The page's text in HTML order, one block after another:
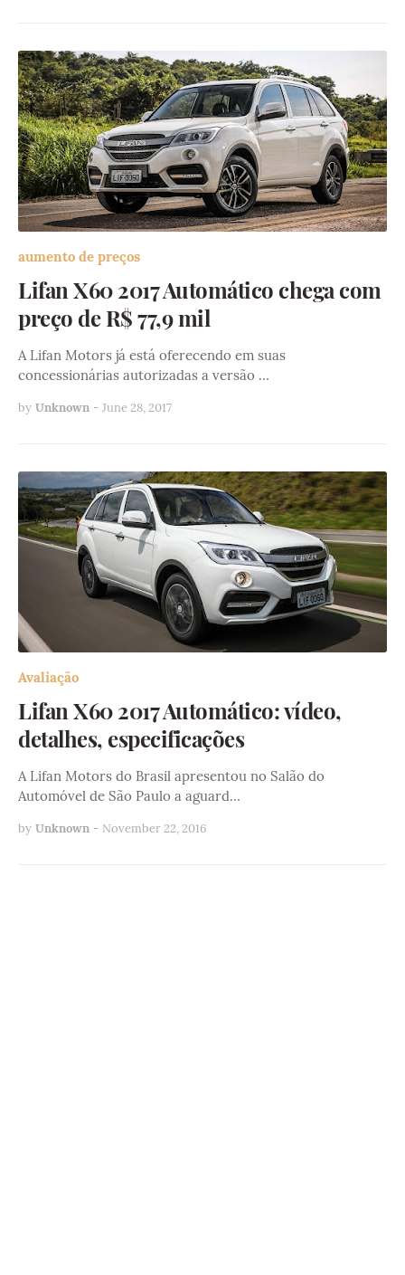
aumento de preços
Lifan X60 2017 Automático chega com
preço de R$ 77,9 mil
A Lifan Motors já está oferecendo em suas
concessionárias autorizadas a versão …
by Unknown - June 28, 2017
Avaliação
Lifan X60 2017 Automático: vídeo,
detalhes, especificações
A Lifan Motors do Brasil apresentou no Salão do
Automóvel de São Paulo a aguard…
by Unknown - November 22, 2016